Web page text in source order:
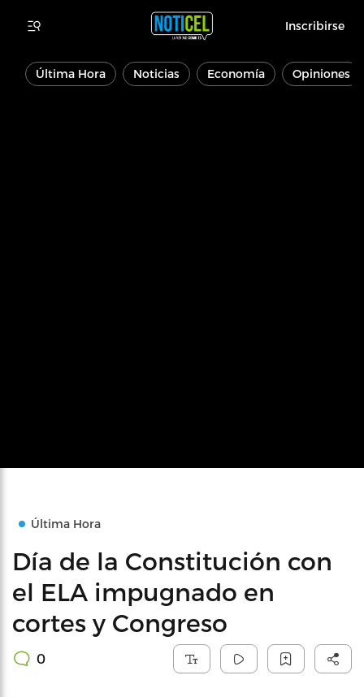
Inscribirse
Última Hora Noticias Economía Opiniones
Última Hora
Día de la Constitución con
el ELA impugnado en
cortes y Congreso
0